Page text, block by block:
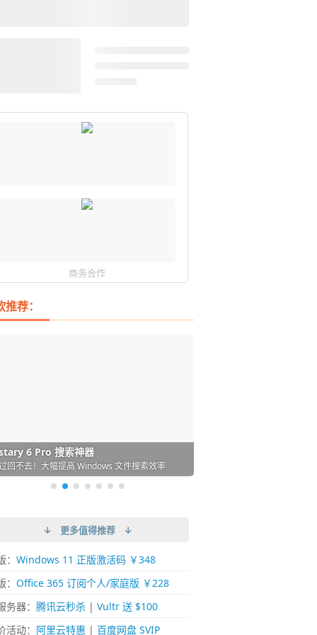
商务合作
荐：
必备的下载神器
的 Windows 平台下载工具
6 Pro 搜索神器
回不去！大幅提高 Windows 文件搜索效率
桌面图标自动整理/美化神器
必备！图标再多桌面也不再凌乱！
Desktop 虚拟机
上流畅运行 Windows (支持 M 芯片)
下载网络视频的神器 (Mac)
下视频，超简单好用！谁用谁知道
- 极简好用的 Markdown 编辑器
写作体验！跨平台支持 Win / Mac
↓ 更多值得推荐 ↓
Windows 11 正版激活码 ￥348
Office 365 订阅个人/家庭版 ￥228
务器： 腾讯云秒杀| Vultr 送 $100
活动： 阿里云特惠 | 百度网盘 SVIP